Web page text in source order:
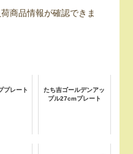
商品情報が確認できま
プレート
たち吉ゴールデンアッ
プル27cmプレート